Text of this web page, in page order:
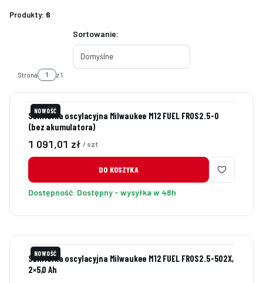
Produkty: 6
Lista produktówSortowanie:
Domyślne
Strona z 1
NOWOŚĆ
Szlifierka oscylacyjna Milwaukee M12 FUEL FROS2.5-0
(bez akumulatora)
Cena
1 091,01 zł / szt
DO KOSZYKA
Dostępność: Dostępny - wysyłka w 48h
NOWOŚĆ
Szlifierka oscylacyjna Milwaukee M12 FUEL FROS2.5-502X,
2×5,0 Ah